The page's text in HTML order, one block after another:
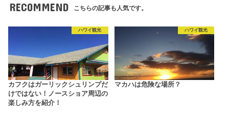
RECOMMEND こちらの記事も人気です。
ハワイ観光
カフクはガーリックシュリンプだ
けではない！ノースショア周辺の
楽しみ方を紹介！
ハワイ観光
マカハは危険な場所？